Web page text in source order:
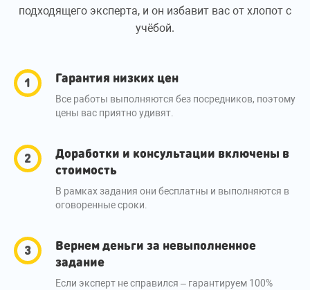
подходящего эксперта, и он избавит вас от хлопот с
учёбой.
Гарантия низких цен
Все работы выполняются без посредников, поэтому
цены вас приятно удивят.
Доработки и консультации включены в
стоимость
В рамках задания они бесплатны и выполняются в
оговоренные сроки.
Вернем деньги за невыполненное
задание
Если эксперт не справился – гарантируем 100%